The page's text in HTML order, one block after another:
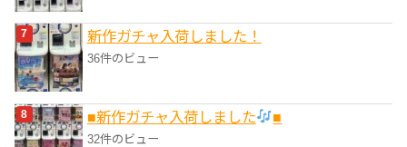
新作ガチャ入荷しました！
36件のビュー
■新作ガチャ入荷しました ■
32件のビュー